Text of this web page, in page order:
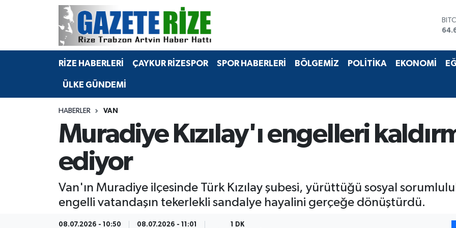
RİZE HABERLERİ ÇAYKUR RİZESPOR SPOR HABERLERİ BÖLGEMİZ POLİTİKA EKONOMİ
ÜLKE GÜNDEMİ
HABERLER VAN
Muradiye Kızılay'ı engelleri
ediyor
Van'ın Muradiye ilçesinde Türk Kızılay şubesi, yürüttüğü sosyal
engelli vatandaşın tekerlekli sandalye hayalini gerçeğe dönüştürdü.
08.07.2026 - 10:50 08.07.2026 - 11:01 1 DK
BÖLGEMİZ
Bilim Teknoloji
Advertising news
Canlı Maç
Merkez Nöbetçi Eczaneler
Merkez Hava Durumu
Merkez Trafik Yoğunluk Haritası
Tüm Manşetler
Son Dakika Haberleri
Haber Arşivi